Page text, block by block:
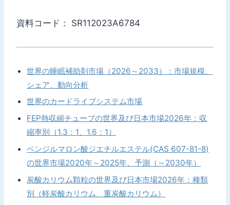
資料コード： SR112023A6784
世界の睡眠補助剤市場（2026～2033）：市場規模、
シェア、動向分析
世界のカードライブシステム市場
FEP熱収縮チューブの世界及び日本市場2026年：収
縮率別（1.3：1、1.6：1）
ベンジルマロン酸ジエチルエステル(CAS 607-81-8)
の世界市場2020年～2025年、予測（～2030年）
炭酸カリウム顆粒の世界及び日本市場2026年：種類
別（軽炭酸カリウム、重炭酸カリウム）